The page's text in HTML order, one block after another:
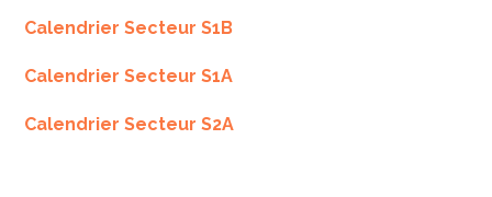
Calendrier Secteur S1B
Calendrier Secteur S1A
Calendrier Secteur S2A